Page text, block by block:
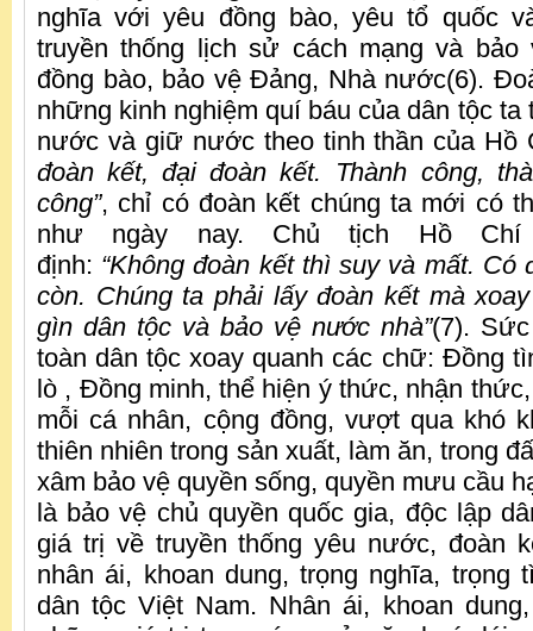
nghĩa với yêu đồng bào, yêu tổ quốc
truyền thống lịch sử cách mạng và
đồng bào, bảo vệ Đảng, Nhà nước(6).
những kinh nghiệm quí báu của dân tộc ta
nước và giữ nước theo tinh thần của Hồ
đoàn kết, đại đoàn kết. Thành công,
công”, chỉ có đoàn kết chúng ta mới có
như ngày nay. Chủ tịch Hồ Chí
định: “Không đoàn kết thì suy và mất. Có
còn. Chúng ta phải lấy đoàn kết mà
gìn dân tộc và bảo vệ nước nhà”(7).
toàn dân tộc xoay quanh các chữ: Ðồng
lò , Đồng minh, thể hiện ý thức, nhận
mỗi cá nhân, cộng đồng, vượt qua khó
thiên nhiên trong sản xuất, làm ăn, trong
xâm bảo vệ quyền sống, quyền mưu cầu
là bảo vệ chủ quyền quốc gia, độc lập
giá trị về truyền thống yêu nước, đoàn
nhân ái, khoan dung, trọng nghĩa, trọng
dân tộc Việt Nam. Nhân ái, khoan